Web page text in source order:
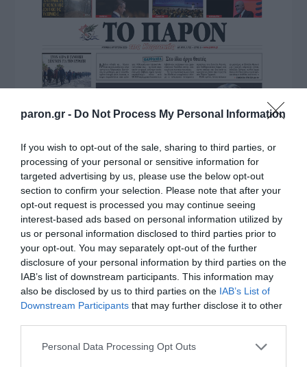
paron.gr - Do Not Process My Personal Information
If you wish to opt-out of the sale, sharing to third parties, or
processing of your personal or sensitive information for
targeted advertising by us, please use the below opt-out
section to confirm your selection. Please note that after your
opt-out request is processed you may continue seeing
interest-based ads based on personal information utilized by
us or personal information disclosed to third parties prior to
your opt-out. You may separately opt-out of the further
disclosure of your personal information by third parties on the
IAB’s list of downstream participants. This information may
also be disclosed by us to third parties on the IAB’s List of
Downstream Participants that may further disclose it to other
Please note that this website/app uses one or more Google
Personal Data Processing Opt Outs